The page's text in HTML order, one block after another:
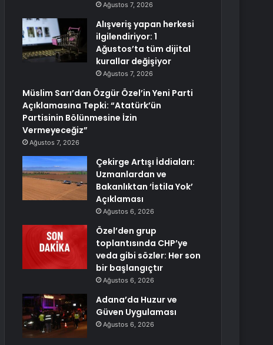
Ağustos 7, 2026
Alışveriş yapan herkesi
ilgilendiriyor: 1
Ağustos’ta tüm dijital
kurallar değişiyor
Ağustos 7, 2026
Müslim Sarı’dan Özgür Özel’in Yeni Parti
Açıklamasına Tepki: “Atatürk’ün
Partisinin Bölünmesine İzin
Vermeyeceğiz”
Ağustos 7, 2026
Çekirge Artışı İddiaları:
Uzmanlardan ve
Bakanlıktan ‘İstila Yok’
Açıklaması
Ağustos 6, 2026
Özel’den grup
toplantısında CHP’ye
veda gibi sözler: Her son
bir başlangıçtır
Ağustos 6, 2026
Adana’da Huzur ve
Güven Uygulaması
Ağustos 6, 2026